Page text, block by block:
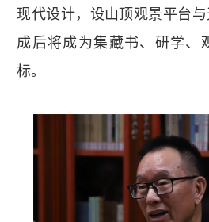
现代设计，设山顶观景平台
成后将成为集藏书、研学、
标。